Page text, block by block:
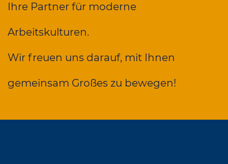
Ihre Partner für moderne
Arbeitskulturen.
Wir freuen uns darauf, mit Ihnen
gemeinsam Großes zu bewegen!